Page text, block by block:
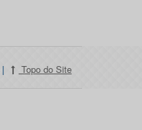
| Topo do Site